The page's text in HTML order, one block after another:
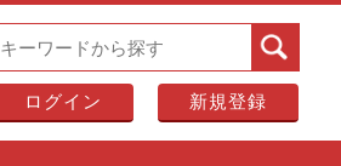
ログイン 新規登録